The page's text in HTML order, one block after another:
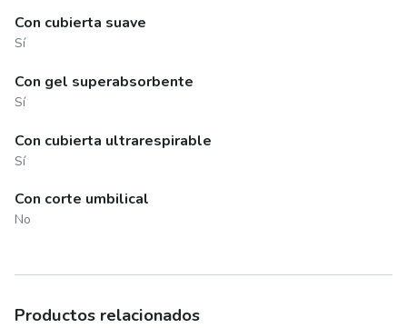
Con cubierta suave
Sí
Con gel superabsorbente
Sí
Con cubierta ultrarespirable
Sí
Con corte umbilical
No
Productos relacionados